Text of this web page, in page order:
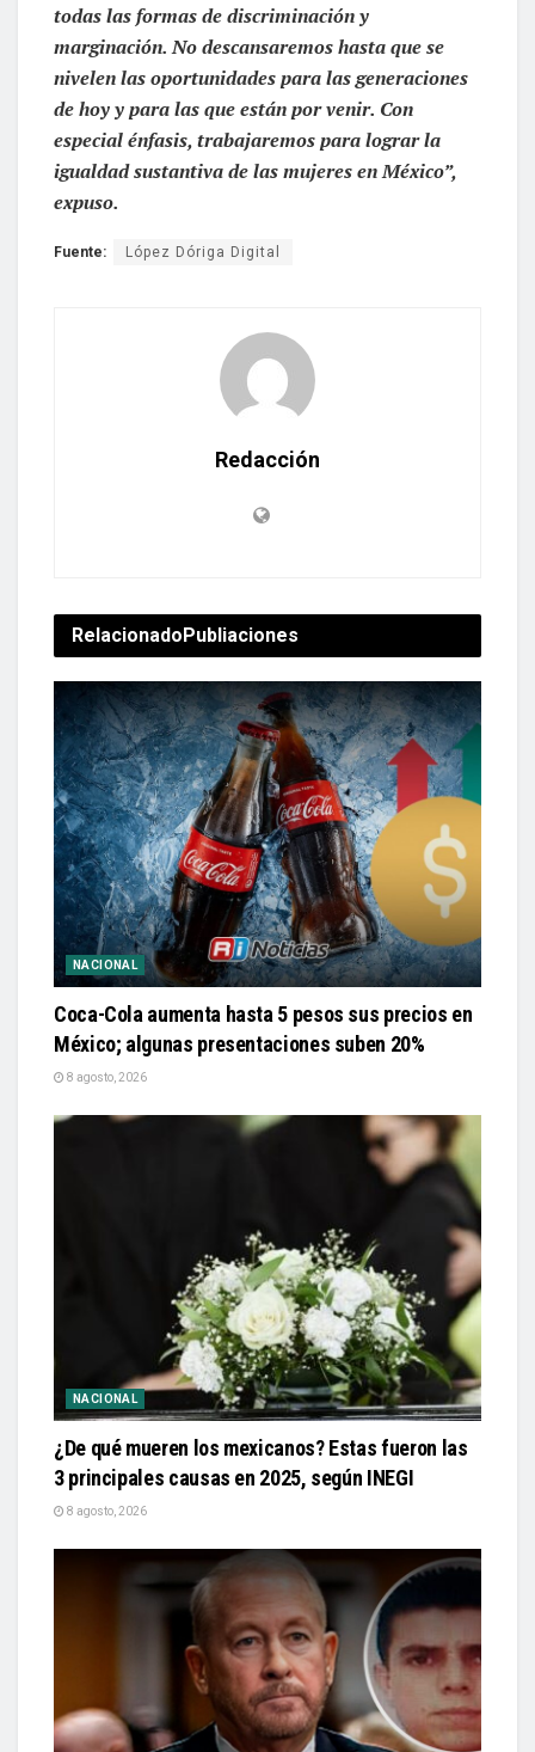
todas las formas de discriminación y
marginación. No descansaremos hasta que se
nivelen las oportunidades para las generaciones
de hoy y para las que están por venir. Con
especial énfasis, trabajaremos para lograr la
igualdad sustantiva de las mujeres en México”,
expuso.
Fuente: López Dóriga Digital
Redacción
RelacionadoPubliaciones
NACIONAL
Coca-Cola aumenta hasta 5 pesos sus precios en
México; algunas presentaciones suben 20%
8 agosto, 2026
NACIONAL
¿De qué mueren los mexicanos? Estas fueron las
3 principales causas en 2025, según INEGI
8 agosto, 2026